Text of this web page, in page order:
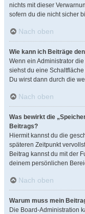
nichts mit dieser
sofern du die nicht sicher
Nach oben
Wie kann ich Beiträge
Wenn ein Administrator
siehst du eine
Du wirst dann durch die
Nach oben
Was bewirkt die
Beitrags?
Hiermit kannst du die
späteren Zeitpunkt
Beitrag kannst du mit der
deinem persönlichen
Nach oben
Warum muss mein
Die Board-Administration